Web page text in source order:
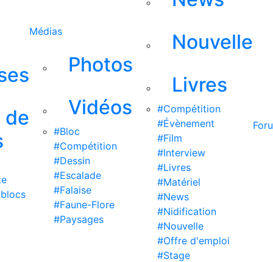
de
Médias
Photos
Vidéos
#Bloc
#Compétition
#Dessin
#Escalade
#Falaise
#Faune-Flore
#Paysages
Nouvelle
Livres
#Compétition
#Évènement
#Film
#Interview
#Livres
#Matériel
#News
#Nidification
#Nouvelle
#Offre d'emploi
#Stage